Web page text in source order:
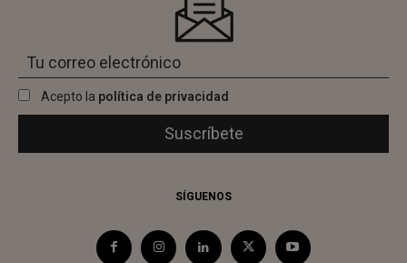
Acepto la política de privacidad
SÍGUENOS